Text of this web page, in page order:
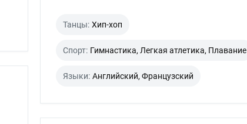
Танцы: Хип-хоп
Спорт: Гимнастика, Легкая атлетика, Плавание
Языки: Английский, Французский